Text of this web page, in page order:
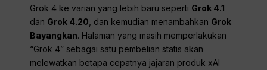
Grok 4 ke varian yang lebih baru seperti Grok 4.1
dan Grok 4.20 , dan kemudian menambahkan Grok
Bayangkan. Halaman yang masih memperlakukan
“Grok 4” sebagai satu pembelian statis akan
melewatkan betapa cepatnya jajaran produk xAI